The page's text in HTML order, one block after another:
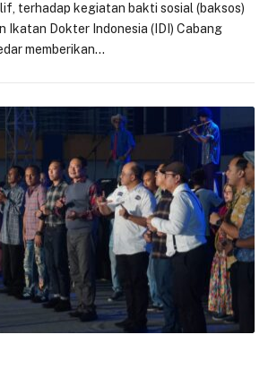
terhadap kegiatan bakti sosial (baksos)
Ikatan Dokter Indonesia (IDI) Cabang
memberikan…